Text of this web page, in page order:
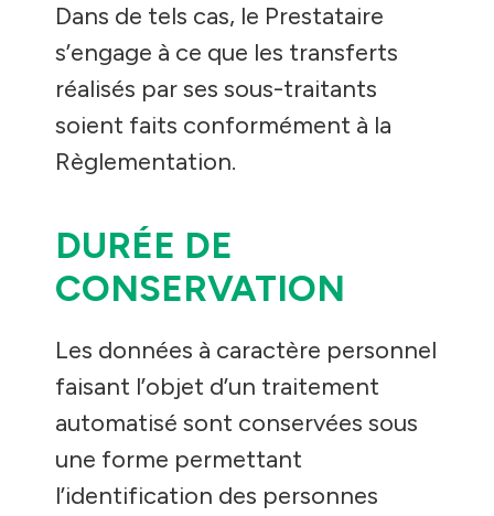
Dans de tels cas, le Prestataire
s’engage à ce que les transferts
réalisés par ses sous-traitants
soient faits conformément à la
Règlementation.
DURÉE DE
CONSERVATION
Les données à caractère personnel
faisant l’objet d’un traitement
automatisé sont conservées sous
une forme permettant
l’identification des personnes